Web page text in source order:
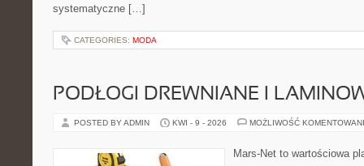
systematyczne […]
CATEGORIES: MODA
PODŁOGI DREWNIANE I
POSTED BY ADMIN KWI - 9 - 2026 MOŻLIWOŚĆ
Mars-Net to wartościowa